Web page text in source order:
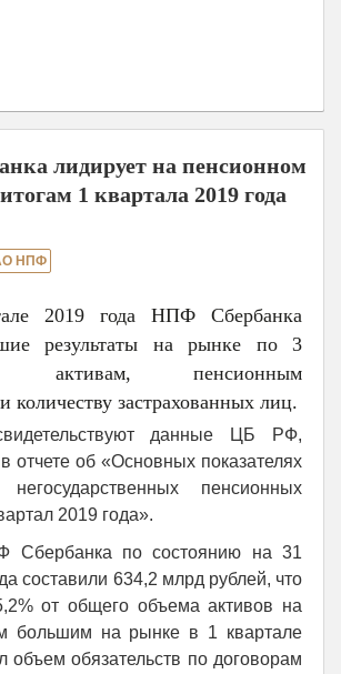
лидирует на пенсионном
1 квартала 2019 года
НПФ
2019 года НПФ Сбербанка
результаты на рынке по 3
активам, пенсионным
количеству застрахованных лиц.
данные ЦБ РФ,
отчете об «Основных показателях
негосударственных пенсионных
2019 года».
Сбербанка по состоянию на 31
составили 634,2 млрд рублей, что
от общего объема активов на
большим на рынке в 1 квартале
объем обязательств по договорам